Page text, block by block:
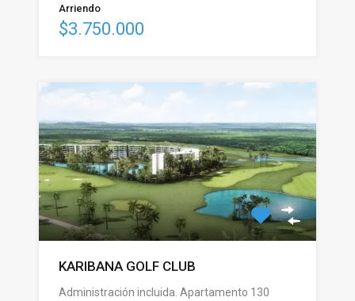
Arriendo
$3.750.000
KARIBANA GOLF CLUB
Administración incluida. Apartamento 130